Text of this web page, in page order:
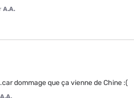
A.A.
dommage que ça vienne de Chine :(